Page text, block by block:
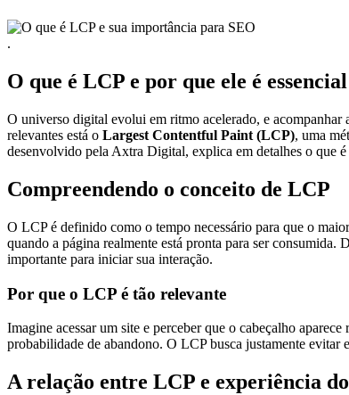
.
O que é LCP e por que ele é
O universo digital evolui em ritmo acelerado, e acompanhar
relevantes está o Largest Contentful Paint (LCP), uma
desenvolvido pela Axtra Digital, explica em detalhes o que
Compreendendo o conceito de LCP
O LCP é definido como o tempo necessário para que o
quando a página realmente está pronta para ser consumida.
importante para iniciar sua interação.
Por que o LCP é tão relevante
Imagine acessar um site e perceber que o cabeçalho
probabilidade de abandono. O LCP busca justamente evitar
A relação entre LCP e experiência